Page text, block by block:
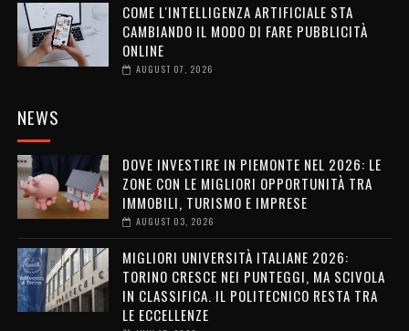
COME L'INTELLIGENZA ARTIFICIALE STA
CAMBIANDO IL MODO DI FARE PUBBLICITÀ
ONLINE
AUGUST 07, 2026
NEWS
DOVE INVESTIRE IN PIEMONTE NEL 2026: LE
ZONE CON LE MIGLIORI OPPORTUNITÀ TRA
IMMOBILI, TURISMO E IMPRESE
AUGUST 03, 2026
MIGLIORI UNIVERSITÀ ITALIANE 2026:
TORINO CRESCE NEI PUNTEGGI, MA SCIVOLA
IN CLASSIFICA. IL POLITECNICO RESTA TRA
LE ECCELLENZE